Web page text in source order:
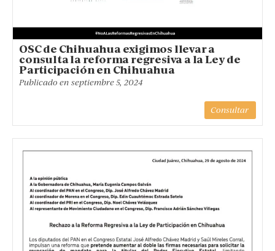
OSC de Chihuahua exigimos llevar a
consulta la reforma regresiva a la Ley de
Participación en Chihuahua
Publicado en septiembre 5, 2024
Consultar